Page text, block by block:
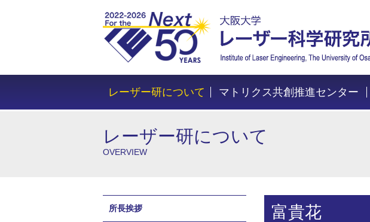
レーザー研について マトリクス共創推進センター
レーザー研について
OVERVIEW
富貴花
所長挨拶